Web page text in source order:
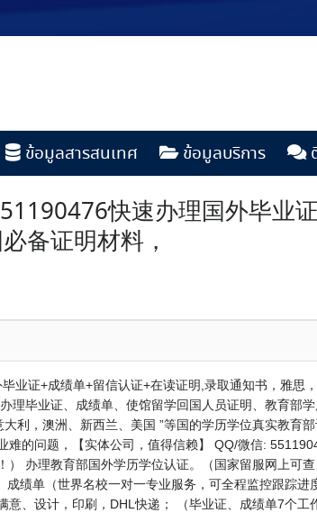
ข้อมูลสารสนเทศ ข้อมูลบริการ
快速办理国外毕业
备证明材料，
业证+成绩单+留信认证+在读证明,录取通知书，雅思
毕业证、成绩单、使馆留学回国人员证明、教育部
利，澳洲、新西兰、美国 ”等国的学历学位真实教育
的问题，【实体公司，值得信赖】 QQ/微信:
办理教育部国外学历学位认证。（国家留服网上可
绩单（世界名校一对一专业服务，可全程监控跟踪进
、设计，印刷，DHL快递； （毕业证、成绩单7个工